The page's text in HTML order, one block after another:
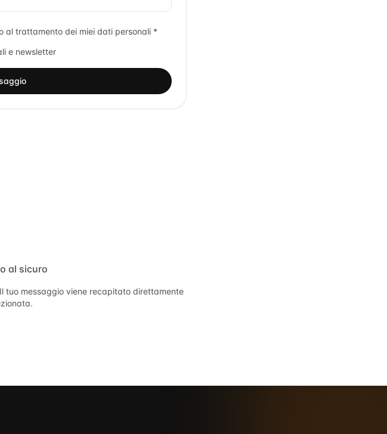
al trattamento dei miei dati personali *
e newsletter
al sicuro
messaggio viene recapitato direttamente